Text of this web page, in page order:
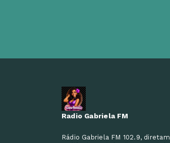
Radio Gabriela FM
Rádio Gabriela FM 102.9,